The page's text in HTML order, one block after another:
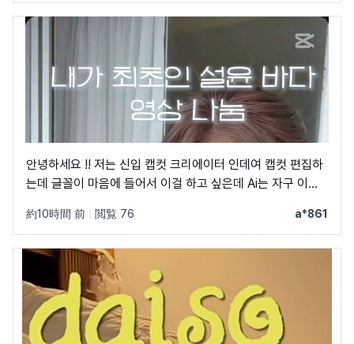
안녕하세요 !! 저는 신입 캡컷 크리에이터 인데여 캡컷 편집하
는데 글꼴이 마음에 들어서 이걸 하고 싶은데 Ai는 자구 이상
이 글꼴 가지고싶어요 ㅠ ㅂ ㅠ
約10時間 前 閲覧 76 a*861